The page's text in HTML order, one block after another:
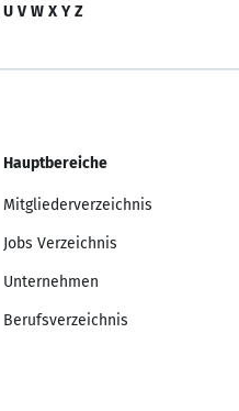
U V W X Y Z
Hauptbereiche
Mitgliederverzeichnis
Jobs Verzeichnis
Unternehmen
Berufsverzeichnis